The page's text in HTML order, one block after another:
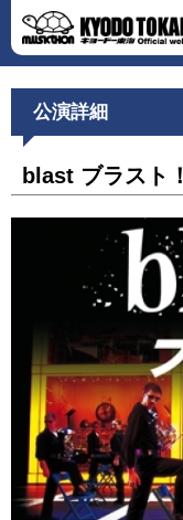
公演詳細
blast ブラスト！